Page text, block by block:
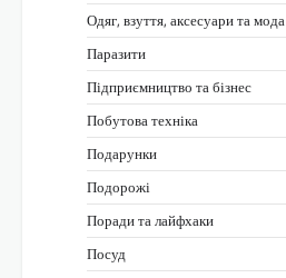
Одяг, взуття, аксесуари та мода
Паразити
Підприємництво та бізнес
Побутова техніка
Подарунки
Подорожі
Поради та лайфхаки
Посуд